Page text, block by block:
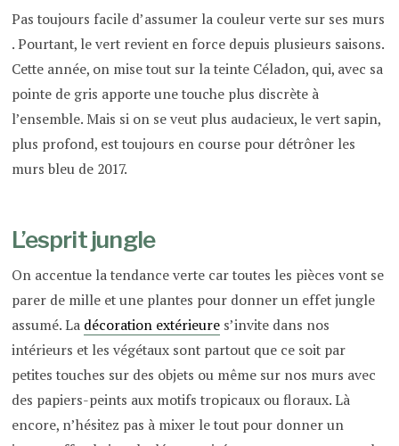
Pas toujours facile d’assumer la couleur verte sur ses murs
. Pourtant, le vert revient en force depuis plusieurs saisons.
Cette année, on mise tout sur la teinte Céladon, qui, avec sa
pointe de gris apporte une touche plus discrète à
l’ensemble. Mais si on se veut plus audacieux, le vert sapin,
plus profond, est toujours en course pour détrôner les
murs bleu de 2017.
L’esprit jungle
On accentue la tendance verte car toutes les pièces vont se
parer de mille et une plantes pour donner un effet jungle
assumé. La décoration extérieure s’invite dans nos
intérieurs et les végétaux sont partout que ce soit par
petites touches sur des objets ou même sur nos murs avec
des papiers-peints aux motifs tropicaux ou floraux. Là
encore, n’hésitez pas à mixer le tout pour donner un